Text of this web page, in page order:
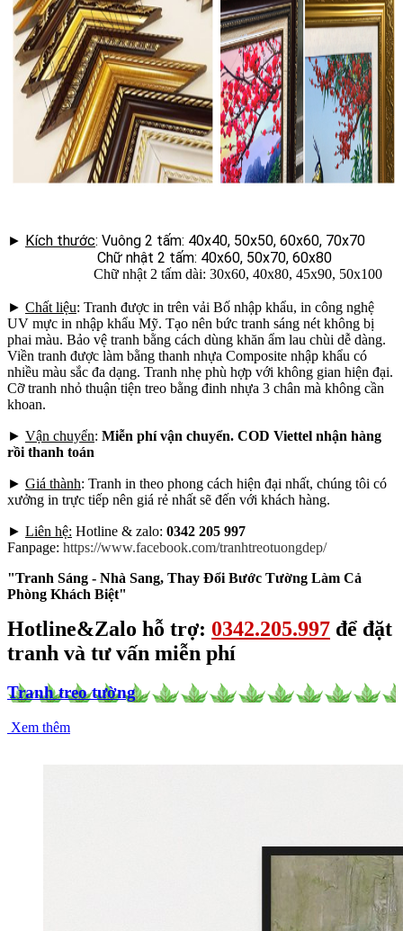
► Kích thước: Vuông 2 tấm: 40x40, 50x50, 60x60, 70x70
Chữ nhật 2 tấm: 40x60, 50x70, 60x80
Chữ nhật 2 tấm dài: 30x60, 40x80, 45x90, 50x100
► Chất liệu: Tranh được in trên vải Bố nhập khẩu, in công nghệ
UV mực in nhập khẩu Mỹ. Tạo nên bức tranh sáng nét không bị
phai màu. Bảo vệ tranh bằng cách dùng khăn ẩm lau chùi dễ dàng.
Viền tranh được làm bằng thanh nhựa Composite nhập khẩu có
nhiều màu sắc đa dạng. Tranh nhẹ phù hợp với không gian hiện đại.
Cỡ tranh nhỏ thuận tiện treo bằng đinh nhựa 3 chân mà không cần
khoan.
► Vận chuyển: Miễn phí vận chuyển. COD Viettel nhận hàng
rồi thanh toán
► Giá thành: Tranh in theo phong cách hiện đại nhất, chúng tôi có
xưởng in trực tiếp nên giá rẻ nhất sẽ đến với khách hàng.
► Liên hệ: Hotline & zalo: 0342 205 997
Fanpage: https://www.facebook.com/tranhtreotuongdep/
"Tranh Sáng - Nhà Sang, Thay Đổi Bước Tường Làm Cả
Phòng Khách Biệt"
Hotline&Zalo hỗ trợ: 0342.205.997 để đặt
tranh và tư vấn miễn phí
Tranh treo tường
Xem thêm